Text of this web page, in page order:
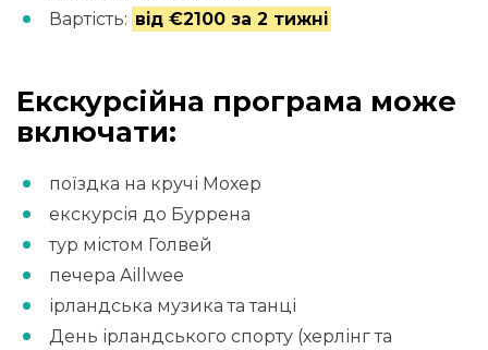
Вартість: від €2100 за 2 тижні
Екскурсійна програма може
включати:
поїздка на кручі Мохер
екскурсія до Буррена
тур містом Голвей
печера Aillwee
ірландська музика та танці
День ірландського спорту (херлінг та